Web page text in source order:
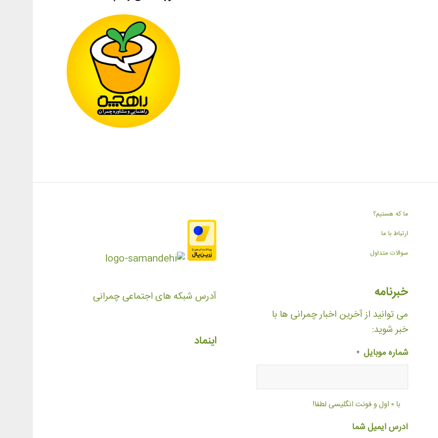
ما که هستیم؟
ارتباط با ما
سوالات متداول
خبرنامه
می توانید از آخرین اخبار چمرانی ها با
خبر شوید:
شماره موبایل *
با ۰ اول و فونت انگلیسی لطفا!
آدرس ایمیل شما
آدرس شبکه های اجتماعی چمرانی
اینماد